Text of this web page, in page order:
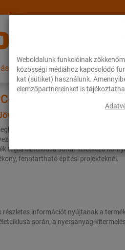
Weboldalunk funkcióinak
közösségi médiához kapcsolódó
kat (sütiket) használunk.
elemzőpartnereinket is
Megoldások A
és MPR-
az első környezetvédelmi
Terméknyilatkozat (EPD)
teljes életciklusa során keletkező
fenntartható építési projekteknél.
részletes információt nyújtanak a
során, a nyersanyag-